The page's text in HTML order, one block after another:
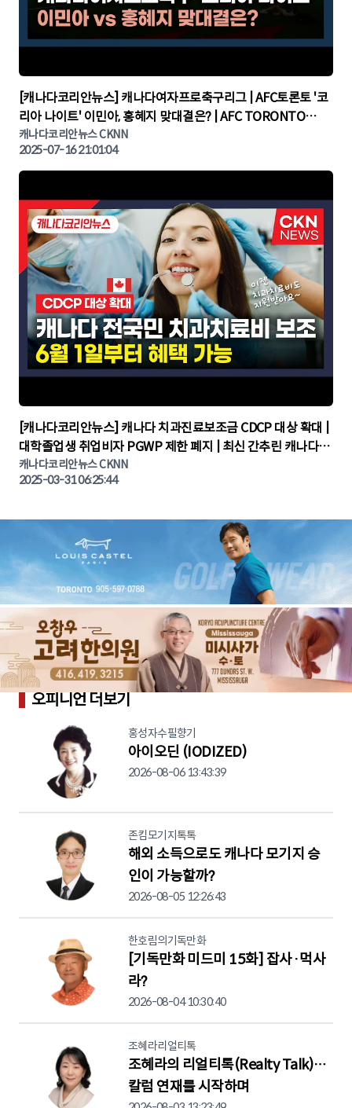
▶
[캐나다코리안뉴스] 캐나다여자프로축구리그 | AFC토론토 '코
리아 나이트' 이민아, 홍혜지 맞대결은? | AFC TORONTO
KOREA NIGHT | 캐나다뉴스 | 토론토뉴스
캐나다코리안뉴스 CKNN
2025-07-16 21:01:04
▶
[캐나다코리안뉴스] 캐나다 치과진료보조금 CDCP 대상 확대 |
대학졸업생 취업비자 PGWP 제한 폐지 | 최신 간추린 캐나다뉴
스 | CKNNEWS | 캐나다뉴스 | 토론토뉴스
캐나다코리안뉴스 CKNN
2025-03-31 06:25:44
오피니언 더보기
홍성자수필향기
아이오딘 (IODIZED)
2026-08-06 13:43:39
존킴모기지톡톡
해외 소득으로도 캐나다 모기지 승
인이 가능할까?
2026-08-05 12:26:43
한호림의기독만화
[기독만화 미드미 15화] 잡사·먹사
라?
2026-08-04 10:30:40
조혜라리얼티톡
조혜라의 리얼티톡(Realty Talk)…
칼럼 연재를 시작하며